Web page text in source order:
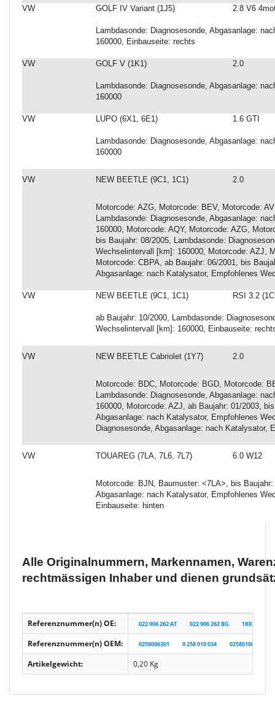
VW GOLF IV Variant (1J5) 2.8 V6
Lambdasonde: Diagnosesonde, Abgasanlage:
160000, Einbauseite: rechts
VW GOLF V (1K1) 2.0
Lambdasonde: Diagnosesonde, Abgasanlage:
160000
VW LUPO (6X1, 6E1) 1.6 GTI
Lambdasonde: Diagnosesonde, Abgasanlage:
160000
VW NEW BEETLE (9C1, 1C1) 2.0
Motorcode: AZG, Motorcode: BEV, Motorcode:
Lambdasonde: Diagnosesonde, Abgasanlage:
160000, Motorcode: AQY, Motorcode: AZG,
bis Baujahr: 08/2005, Lambdasonde:
Wechselintervall [km]: 160000, Motorcode: AZJ,
Motorcode: CBPA, ab Baujahr: 06/2001, bis
Abgasanlage: nach Katalysator, Empfohlenes
VW NEW BEETLE (9C1, 1C1) RSI 3.2
ab Baujahr: 10/2000, Lambdasonde:
Wechselintervall [km]: 160000, Einbauseite:
VW NEW BEETLE Cabriolet (1Y7) 2.0
Motorcode: BDC, Motorcode: BGD, Motorcode:
Lambdasonde: Diagnosesonde, Abgasanlage:
160000, Motorcode: AZJ, ab Baujahr: 01/2003,
Abgasanlage: nach Katalysator, Empfohlenes
Diagnosesonde, Abgasanlage: nach Katalysator,
VW TOUAREG (7LA, 7L6, 7L7) 6.0 W12
Motorcode: BJN, Baumuster: <7LA>, bis
Abgasanlage: nach Katalysator, Empfohlenes
Einbauseite: hinten
Alle Originalnummern, Markennamen,
rechtmässigen Inhaber und dienen
Referenznummer(n) OE: 022 906 262 AT 022 906 262 BG 1K0 998 262
Referenznummer(n) OEM: 0258006301 0 258 010 034 0258010034
Artikelgewicht: 0,20 Kg